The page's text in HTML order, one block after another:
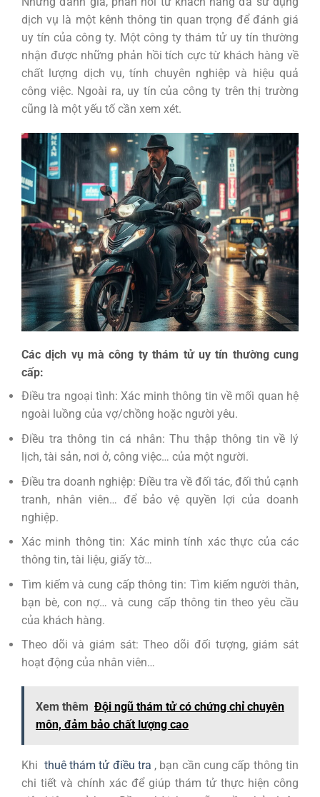
dịch vụ là một kênh thông tin quan trọng để đánh giá
uy tín của công ty. Một công ty thám tử uy tín thường
nhận được những phản hồi tích cực từ khách hàng về
chất lượng dịch vụ, tính chuyên nghiệp và hiệu quả
công việc. Ngoài ra, uy tín của công ty trên thị trường
cũng là một yếu tố cần xem xét.
Các dịch vụ mà công ty thám tử uy tín thường cung
cấp:
Điều tra ngoại tình: Xác minh thông tin về mối quan hệ
ngoài luồng của vợ/chồng hoặc người yêu.
Điều tra thông tin cá nhân: Thu thập thông tin về lý
lịch, tài sản, nơi ở, công việc… của một người.
Điều tra doanh nghiệp: Điều tra về đối tác, đối thủ cạnh
tranh, nhân viên… để bảo vệ quyền lợi của doanh
nghiệp.
Xác minh thông tin: Xác minh tính xác thực của các
thông tin, tài liệu, giấy tờ…
Tìm kiếm và cung cấp thông tin: Tìm kiếm người thân,
bạn bè, con nợ… và cung cấp thông tin theo yêu cầu
của khách hàng.
Theo dõi và giám sát: Theo dõi đối tượng, giám sát
hoạt động của nhân viên…
Xem thêm Đội ngũ thám tử có chứng chỉ chuyên
môn, đảm bảo chất lượng cao
Khi thuê thám tử điều tra , bạn cần cung cấp thông tin
chi tiết và chính xác để giúp thám tử thực hiện công